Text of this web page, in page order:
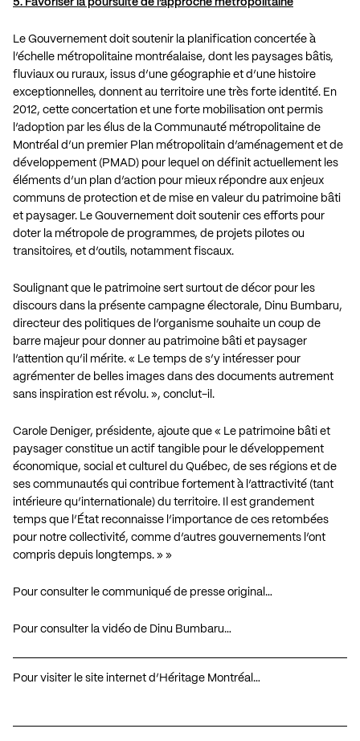
Le Gouvernement doit soutenir la planification concertée à
l’échelle métropolitaine montréalaise, dont les paysages bâtis,
fluviaux ou ruraux, issus d’une géographie et d’une histoire
exceptionnelles, donnent au territoire une très forte identité. En
2012, cette concertation et une forte mobilisation ont permis
l’adoption par les élus de la Communauté métropolitaine de
Montréal d’un premier Plan métropolitain d’aménagement et de
développement (PMAD) pour lequel on définit actuellement les
éléments d’un plan d’action pour mieux répondre aux enjeux
communs de protection et de mise en valeur du patrimoine bâti
et paysager. Le Gouvernement doit soutenir ces efforts pour
doter la métropole de programmes, de projets pilotes ou
transitoires, et d’outils, notamment fiscaux.
Soulignant que le patrimoine sert surtout de décor pour les
discours dans la présente campagne électorale, Dinu Bumbaru,
directeur des politiques de l’organisme souhaite un coup de
barre majeur pour donner au patrimoine bâti et paysager
l’attention qu’il mérite. « Le temps de s’y intéresser pour
agrémenter de belles images dans des documents autrement
sans inspiration est révolu. », conclut-il.
Carole Deniger, présidente, ajoute que « Le patrimoine bâti et
paysager constitue un actif tangible pour le développement
économique, social et culturel du Québec, de ses régions et de
ses communautés qui contribue fortement à l’attractivité (tant
intérieure qu’internationale) du territoire. Il est grandement
temps que l’État reconnaisse l’importance de ces retombées
pour notre collectivité, comme d’autres gouvernements l’ont
compris depuis longtemps. » »
Pour consulter le communiqué de presse original…
Pour consulter la vidéo de Dinu Bumbaru…
Pour visiter le site internet d’Héritage Montréal…